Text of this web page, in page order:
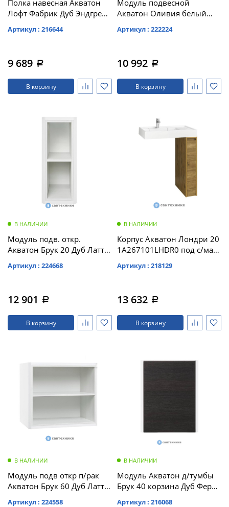
Полка навесная Акватон
Лофт Фабрик Дуб Эндгрейн
Артикул : 216644
9 689 a
В корзину
Модуль подвесной
Акватон Оливия белый
(1A254703OL01L)
Артикул : 222224
10 992 a
В корзину
В НАЛИЧИИ
Модуль подв. откр.
Акватон Брук 20 Дуб Латте
Артикул : 224668
12 901 a
В корзину
В НАЛИЧИИ
Корпус Акватон Лондри 20
1A267101LHDR0 под с/маш
фасада
Артикул : 218129
13 632 a
В корзину
В НАЛИЧИИ
Модуль подв откр п/рак
Акватон Брук 60 Дуб Латте
Артикул : 224558
В НАЛИЧИИ
Модуль Акватон д/тумбы
Брук 40 корзина Дуб Ферр
Артикул : 216068